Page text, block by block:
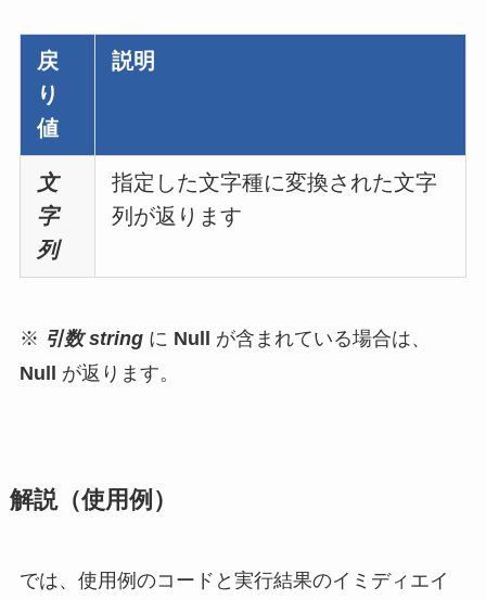
戻
り
値
説明
文
字
列
指定した文字種に変換された文字
列が返ります
※ 引数 string に Null が含まれている場合は、
Null が返ります。
解説（使用例）
では、使用例のコードと実行結果のイミディエイ